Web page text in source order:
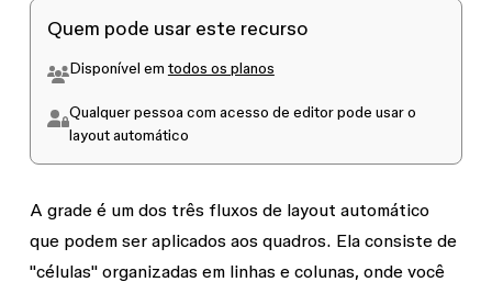
Quem pode usar este recurso
Disponível em todos os planos
Qualquer pessoa com acesso de editorpode usar o
layout automático
A grade é um dos três fluxos de layout automático
que podem ser aplicados aos quadros. Ela consiste de
"células" organizadas em linhas e colunas, onde você